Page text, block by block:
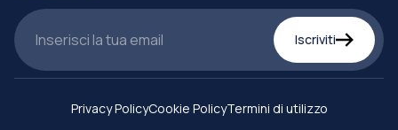
Iscriviti
Privacy PolicyCookie PolicyTermini di utilizzo